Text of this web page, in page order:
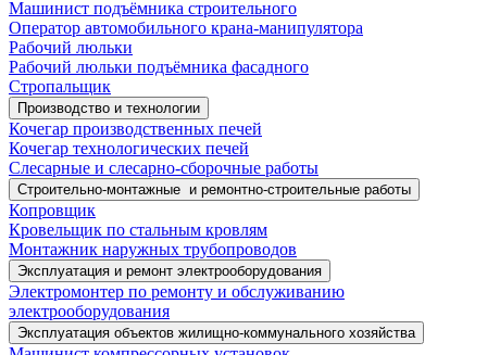
Машинист подъёмника строительного
Оператор автомобильного крана-манипулятора
Рабочий люльки
Рабочий люльки подъёмника фасадного
Стропальщик
Производство и технологии
Кочегар производственных печей
Кочегар технологических печей
Слесарные и слесарно-сборочные работы
Строительно-монтажные и ремонтно-строительные работы
Копровщик
Кровельщик по стальным кровлям
Монтажник наружных трубопроводов
Эксплуатация и ремонт электрооборудования
Электромонтер по ремонту и обслуживанию
электрооборудования
Эксплуатация объектов жилищно-коммунального хозяйства